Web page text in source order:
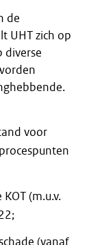
de
UHT zich op
diverse
voor
(m.u.v.
(vanaf